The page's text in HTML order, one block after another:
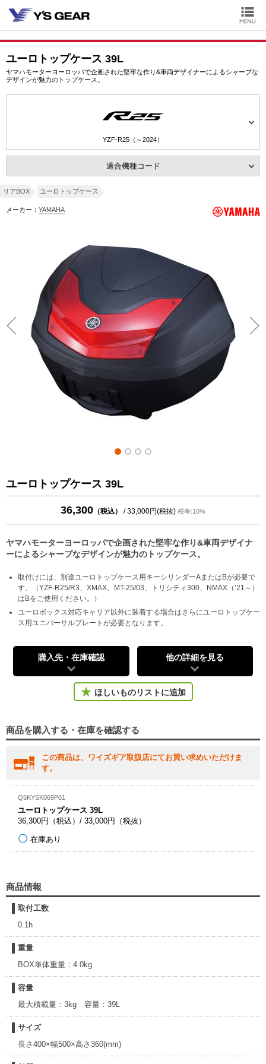
ユーロトップケース 39L
ヤマハモーターヨーロッパで企画された堅牢な作り&車両デザイナーによるシャープな
デザインが魅力のトップケース。
YZF-R25（～2024）
適合機種コード
リアBOX ユーロトップケース
メーカー： YAMAHA
ユーロトップケース 39L
36,300 （税込） / 33,000円(税抜) 税率:10%
ヤマハモーターヨーロッパで企画された堅牢な作り&車両デザイナ
ーによるシャープなデザインが魅力のトップケース。
取付けには、別途ユーロトップケース用キーシリンダーAまたはBが必要で
す。（YZF-R25/R3、XMAX、MT-25/03、トリシティ300、NMAX（’21～）
はBをご使用ください。）
ユーロボックス対応キャリア以外に装着する場合はさらにユーロトップケー
ス用ユニバーサルプレートが必要となります。
購入先・在庫確認 他の詳細を見る
ほしいものリストに追加
商品を購入する・在庫を確認する
この商品は、ワイズギア取扱店にてお買い求めいただけま
す。
Q5KYSK069P01
ユーロトップケース 39L
36,300円（税込）/ 33,000円（税抜）
在庫あり
商品情報
取付工数
0.1h
重量
BOX単体重量：4.0kg
容量
最大積載量：3kg 容量：39L
サイズ
長さ400×幅500×高さ360(mm)